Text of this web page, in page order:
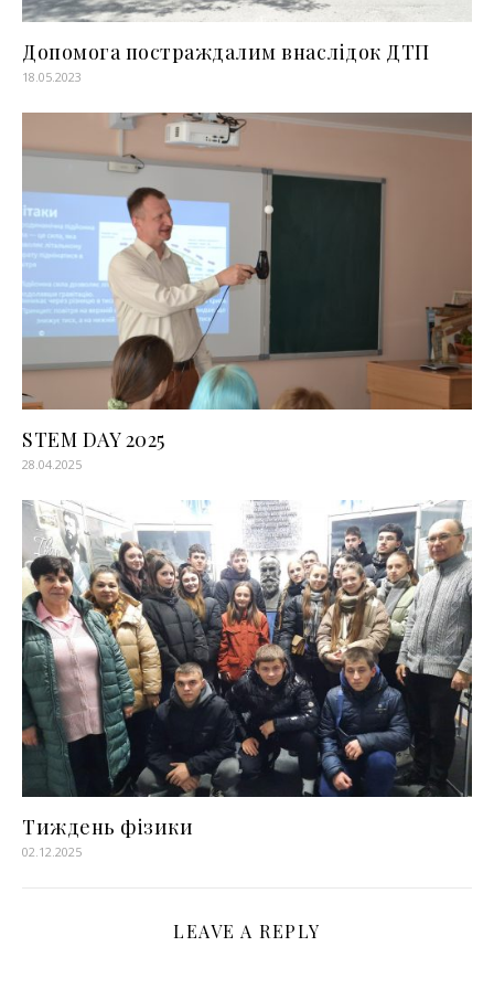
Допомога постраждалим внаслідок ДТП
18.05.2023
STEM DAY 2025
28.04.2025
Тиждень фізики
02.12.2025
LEAVE A REPLY